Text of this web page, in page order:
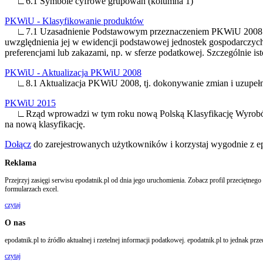
PKWiU - Klasyfikowanie produktów
∟7.1 Uzasadnienie Podstawowym przeznaczeniem PKWiU 2008
uwzględnienia jej w ewidencji podstawowej jednostek
preferencjami lub zakazami, np. w sferze podatkowej. Szczególnie
PKWiU - Aktualizacja PKWiU 2008
∟8.1 Aktualizacja PKWiU 2008, tj. dokonywanie zmian i
PKWiU 2015
∟Rząd wprowadzi w tym roku nową Polską Klasyfikację
na nową klasyfikację.
Dołącz do zarejestrowanych użytkowników i korzystaj wygodnie z
Reklama
Przejrzyj zasięgi serwisu epodatnik.pl od dnia jego uruchomienia. Zobacz profil
formularzach excel.
czytaj
O nas
epodatnik.pl to źródło aktualnej i rzetelnej informacji podatkowej. epodatnik.pl to jednak
czytaj